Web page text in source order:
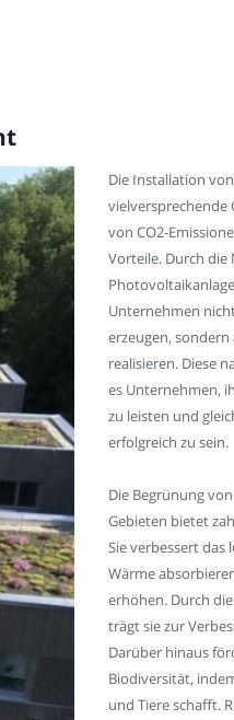
Die Installation
vielversprechende
von CO2-
Vorteile. Durch die
Unternehmen
erzeugen,
realisieren. Diese
es Unternehmen,
zu leisten und
erfolgreich zu sein.
Die Begrünung
Gebieten bietet
Sie verbessert das
Wärme
erhöhen. Durch
trägt sie zur
Darüber hinaus
Biodiversität,
und Tiere schafft.